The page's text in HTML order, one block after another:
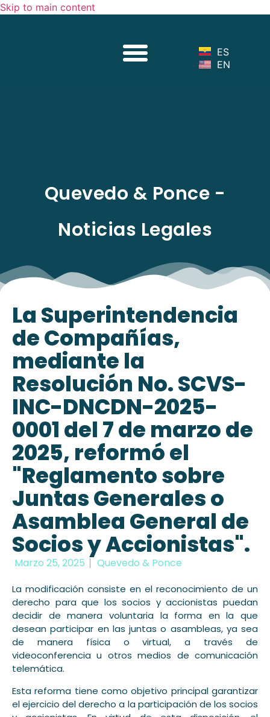
Skip to main content
ES
EN
Quevedo & Ponce -
Noticias Legales
La Superintendencia
de Compañías,
mediante la
Resolución No. SCVS-
INC-DNCDN-2025-
0001 del 7 de marzo de
2025, reformó el
"Reglamento sobre
Juntas Generales o
Asamblea General de
Socios y Accionistas".
Marzo 25, 2025 Quevedo & Ponce
La modificación consiste en el reconocimiento de un
derecho para que los socios y accionistas puedan
decidir de manera voluntaria la forma en la que
desean participar en las juntas o asambleas, ya sea
de manera física o virtual, a través de
videoconferencia u otros medios de comunicación
telemática.
Esta reforma tiene como objetivo principal garantizar
el ejercicio del derecho a la participación de los socios